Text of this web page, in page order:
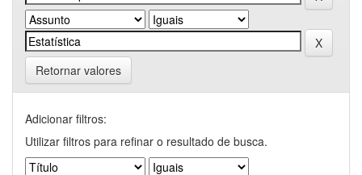
Retornar valores
Adicionar filtros:
Utilizar filtros para refinar o resultado de busca.